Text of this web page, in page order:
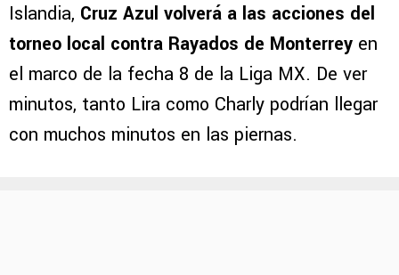
Islandia, Cruz Azul volverá a las acciones del
torneo local contra Rayados de Monterrey en
el marco de la fecha 8 de la Liga MX. De ver
minutos, tanto Lira como Charly podrían llegar
con muchos minutos en las piernas.